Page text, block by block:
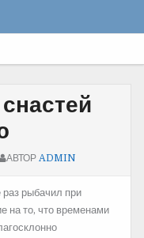
АВТОР ADMIN
рыбачил при
на то, что временами